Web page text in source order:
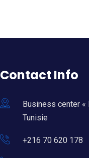
Contact Info
Business center
Tunisie
+216 70 620 178